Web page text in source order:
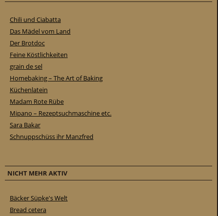
Chili und Ciabatta
Das Mädel vom Land
Der Brotdoc
Feine Köstlichkeiten
grain de sel
Homebaking – The Art of Baking
Küchenlatein
Madam Rote Rübe
Mipano – Rezeptsuchmaschine etc.
Sara Bakar
Schnuppschüss ihr Manzfred
NICHT MEHR AKTIV
Bäcker Süpke's Welt
Bread cetera